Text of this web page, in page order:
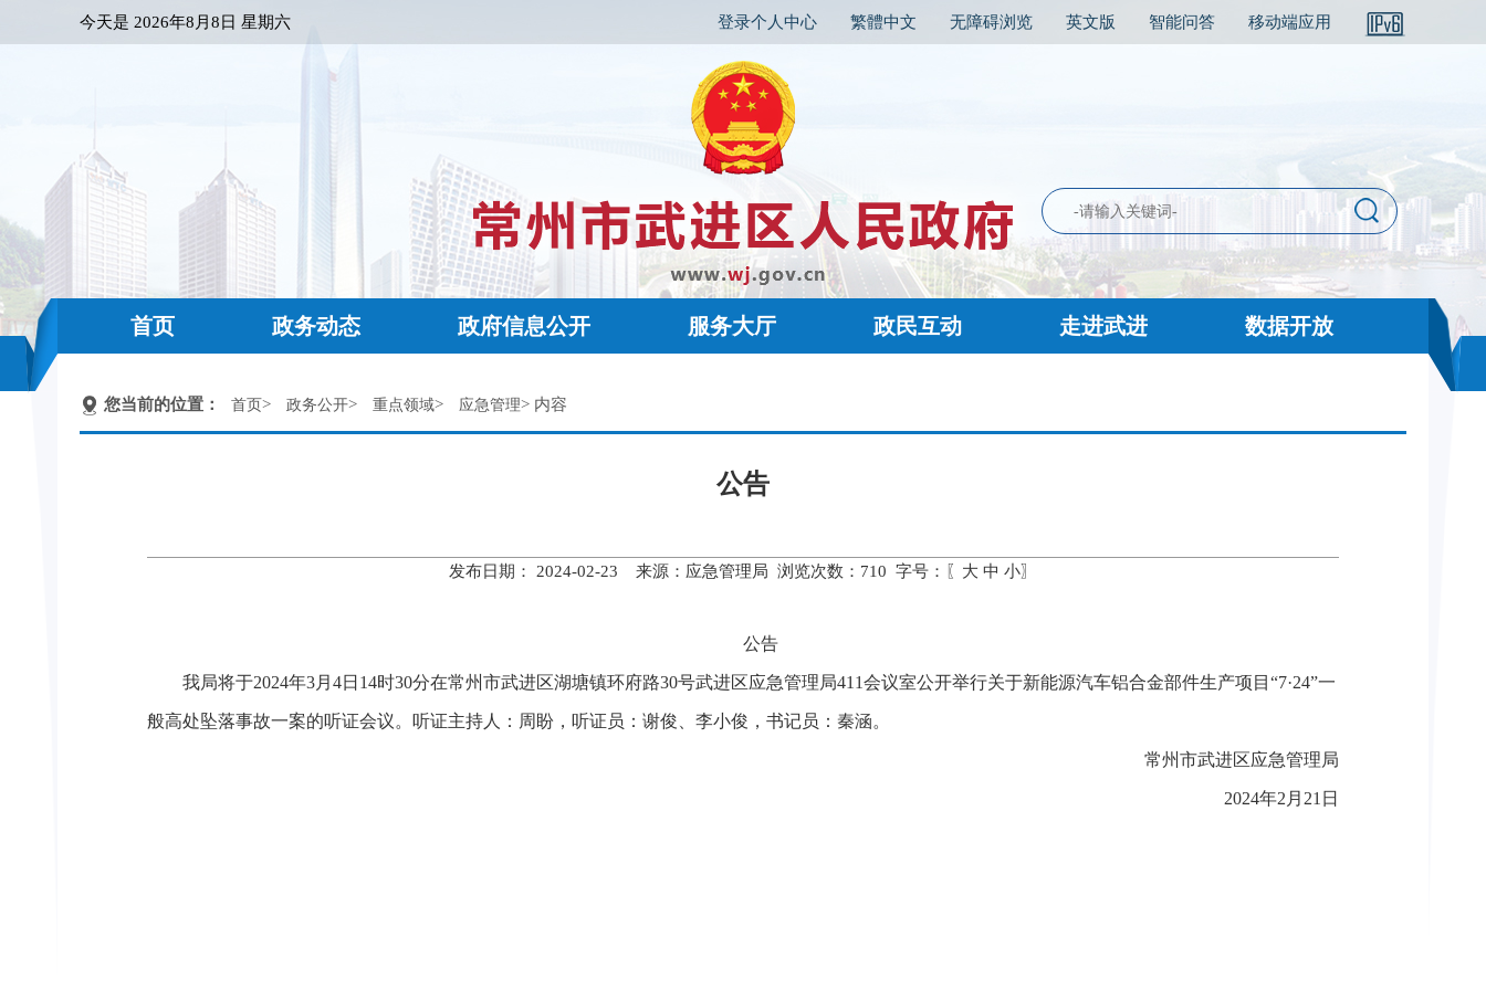
今天是 2026年8月8日 星期六 登录个人中心 繁體中文 无障碍浏览 英文版 智能问答 移动端应用
首页 政务动态 政府信息公开 服务大厅 政民互动 走进武进 数据开放
您当前的位置： 首页> 政务公开> 重点领域> 应急管理> 内容
公告
发布日期： 2024-02-23 来源：应急管理局 浏览次数： 710 字号：〖 大 中 小〗
公告
我局将于2024年3月4日14时30分在常州市武进区湖塘镇环府路30号武进区应急管理局411会议室公开举行关于新能源汽车铝合金部件生产项目“7·24”一
般高处坠落事故一案的听证会议。听证主持人：周盼，听证员：谢俊、李小俊，书记员：秦涵。
常州市武进区应急管理局
2024年2月21日